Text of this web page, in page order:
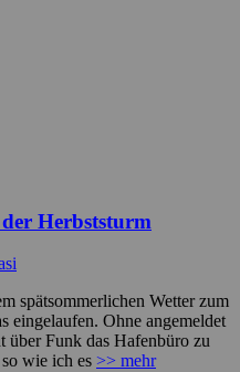
Herbststurm
spätsommerlichen Wetter zum
eingelaufen. Ohne angemeldet
über Funk das Hafenbüro zu
wie ich es >> mehr